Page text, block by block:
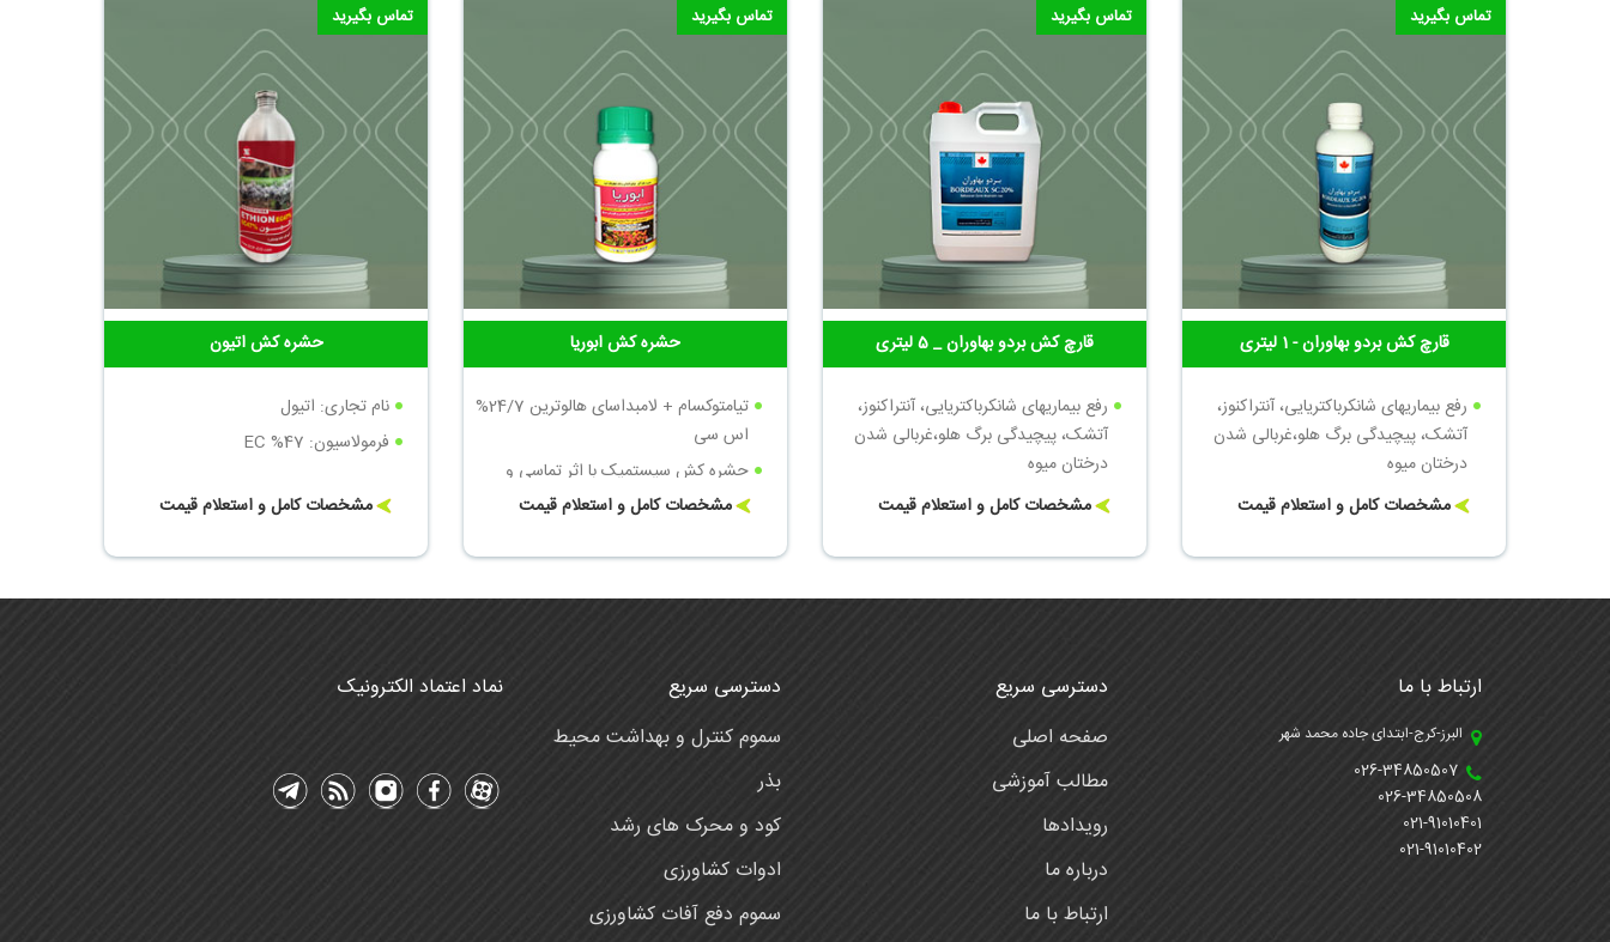
تماس بگیرید
قارچ کش بردو بهاوران - 1 لیتری
رفع بیماریهای شانکرباکتریایی، آنتراکنوز،
آتشک، پیچیدگی برگ هلو،غربالی شدن
درختان میوه
میزان مصرف 10-15 لیتر برای 1000 لیتر آب
مشخصات کامل و استعلام قیمت
تماس بگیرید
قارچ کش بردو بهاوران _ 5 لیتری
رفع بیماریهای شانکرباکتریایی، آنتراکنوز،
آتشک، پیچیدگی برگ هلو،غربالی شدن
درختان میوه
میزان مصرف 10-15 لیتر برای 1000 لیتر آب
مشخصات کامل و استعلام قیمت
تماس بگیرید
حشره کش ابوریا
تیامتوکسام + لامبداسای هالوترین 24/7%
اس سی
حشره کش سیستمیک با اثر تماسی و
گوارشی سریع
مشخصات کامل و استعلام قیمت
تماس بگیرید
حشره کش اتیون
نام تجاری: اتیول
فرمولاسیون: EC %47
مشخصات کامل و استعلام قیمت
ارتباط با ما
البرز-کرج-ابتدای جاده محمد شهر
026-34850507
026-34850508
021-91010401
021-91010402
دسترسی سریع
صفحه اصلی
مطالب آموزشی
رویدادها
درباره ما
ارتباط با ما
دسترسی سریع
سموم کنترل و بهداشت محیط
بذر
کود و محرک های رشد
ادوات کشاورزی
سموم دفع آفات کشاورزی
نماد اعتماد الکترونیک